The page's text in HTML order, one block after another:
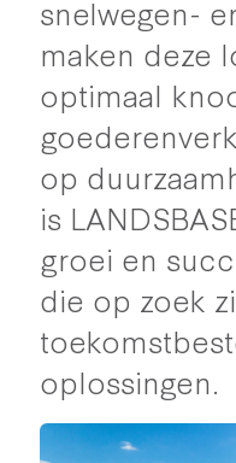
snelwegen-
maken deze
optimaal
op
is
groei en
die op zoek
oplossingen.